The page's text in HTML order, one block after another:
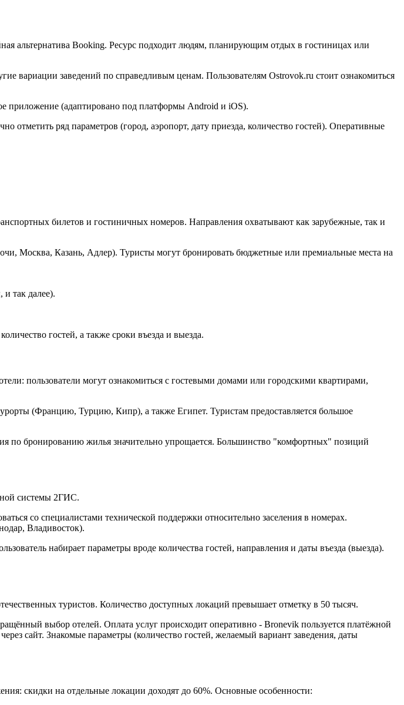
альтернатива Booking. Ресурс подходит людям, планирующим отдых в гостиницах или
вариации заведений по справедливым ценам. Пользователям Ostrovok.ru стоит ознакомиться
приложение (адаптировано под платформы Android и iOS).
отметить ряд параметров (город, аэропорт, дату приезда, количество гостей). Оперативные
билетов и гостиничных номеров. Направления охватывают как зарубежные, так и
Москва, Казань, Адлер). Туристы могут бронировать бюджетные или премиальные места на
так далее).
гостей, а также сроки въезда и выезда.
пользователи могут ознакомиться с гостевыми домами или городскими квартирами,
(Францию, Турцию, Кипр), а также Египет. Туристам предоставляется большое
по бронированию жилья значительно упрощается. Большинство "комфортных" позиций
системы 2ГИС.
со специалистами технической поддержки относительно заселения в номерах.
Владивосток).
набирает параметры вроде количества гостей, направления и даты въезда (выезда).
туристов. Количество доступных локаций превышает отметку в 50 тысяч.
выбор отелей. Оплата услуг происходит оперативно - Bronevik пользуется платёжной
сайт. Знакомые параметры (количество гостей, желаемый вариант заведения, даты
скидки на отдельные локации доходят до 60%. Основные особенности: